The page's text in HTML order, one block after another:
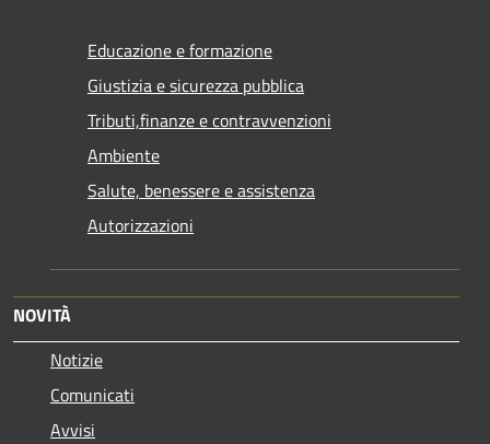
Educazione e formazione
Giustizia e sicurezza pubblica
Tributi,finanze e contravvenzioni
Ambiente
Salute, benessere e assistenza
Autorizzazioni
NOVITÀ
Notizie
Comunicati
Avvisi